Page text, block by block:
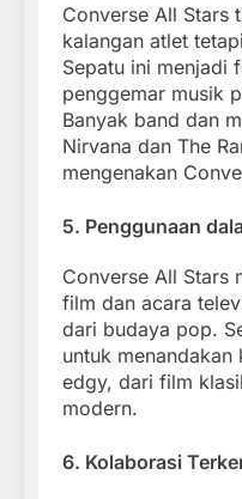
Converse All Stars
kalangan atlet
Sepatu ini menjadi
penggemar musik
Banyak band dan
Nirvana dan The
mengenakan
5. Penggunaan
Converse All Stars
film dan acara
dari budaya pop.
untuk
edgy, dari film
modern.
6. Kolaborasi